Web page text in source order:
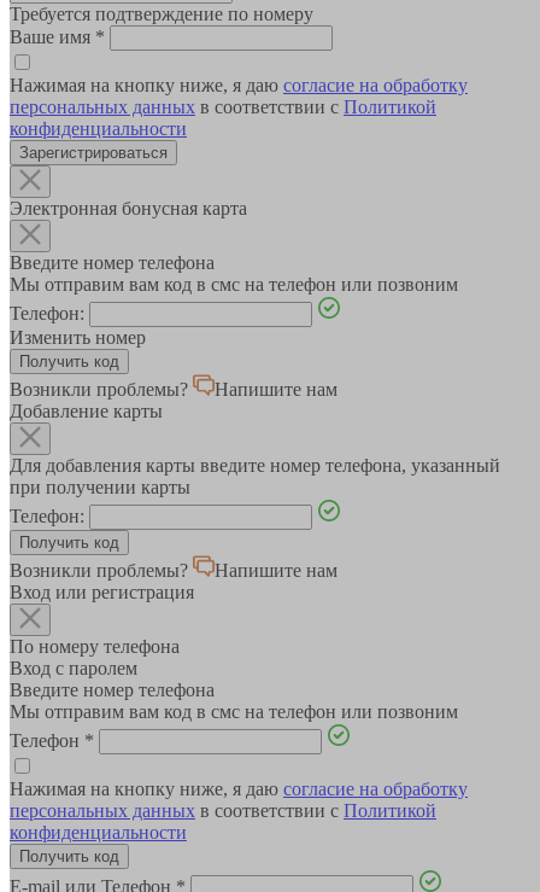
Требуется подтверждение по номеру
Ваше имя *
Нажимая на кнопку ниже, я даю согласие на обработку
персональных данных в соответствии с Политикой
конфиденциальности
Зарегистрироваться
Электронная бонусная карта
Введите номер телефона
Мы отправим вам код в смс на телефон или позвоним
Телефон:
Изменить номер
Возникли проблемы?
Напишите нам
Добавление карты
Для добавления карты введите номер телефона, указанный
при получении карты
Телефон:
Возникли проблемы?
Напишите нам
Вход или регистрация
По номеру телефона
Вход с паролем
Введите номер телефона
Мы отправим вам код в смс на телефон или позвоним
Телефон *
Нажимая на кнопку ниже, я даю согласие на обработку
персональных данных в соответствии с Политикой
конфиденциальности
E-mail или Телефон *